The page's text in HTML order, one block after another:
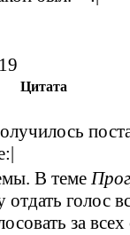
Цитата
В теме
отдать голос
за